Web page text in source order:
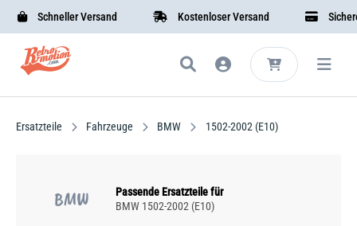
Schneller Versand Kostenloser Versand Sichere
Ersatzteile Fahrzeuge BMW 1502-2002 (E10)
BMW
Passende Ersatzteile für
BMW 1502-2002 (E10)